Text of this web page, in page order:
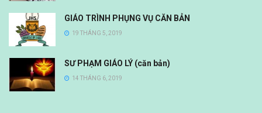
GIÁO TRÌNH PHỤNG VỤ CĂN BẢN
19 THÁNG 5, 2019
SƯ PHẠM GIÁO LÝ (căn bản)
14 THÁNG 6, 2019